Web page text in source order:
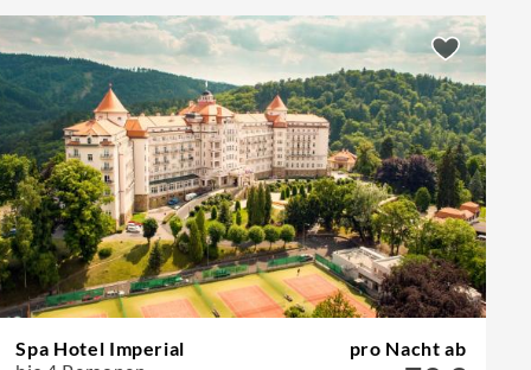
Spa Hotel Imperial
pro Nacht ab